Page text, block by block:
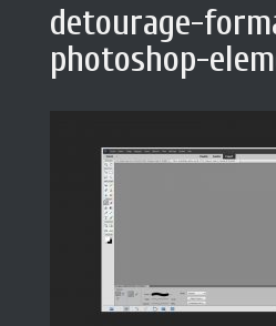
detourage-
photoshop-